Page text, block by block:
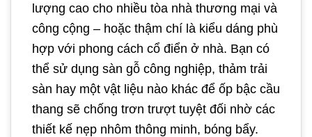
lượng cao cho nhiều tòa nhà thương mại và
công cộng – hoặc thậm chí là kiểu dáng phù
hợp với phong cách cổ điển ở nhà. Bạn có
thể sử dụng sàn gỗ công nghiệp, thảm trải
sàn hay một vật liệu nào khác để ốp bậc cầu
thang sẽ chống trơn trượt tuyệt đối nhờ các
thiết kế nẹp nhôm thông minh, bóng bẩy.